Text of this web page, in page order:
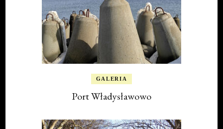
GALERIA
Port Władysławowo